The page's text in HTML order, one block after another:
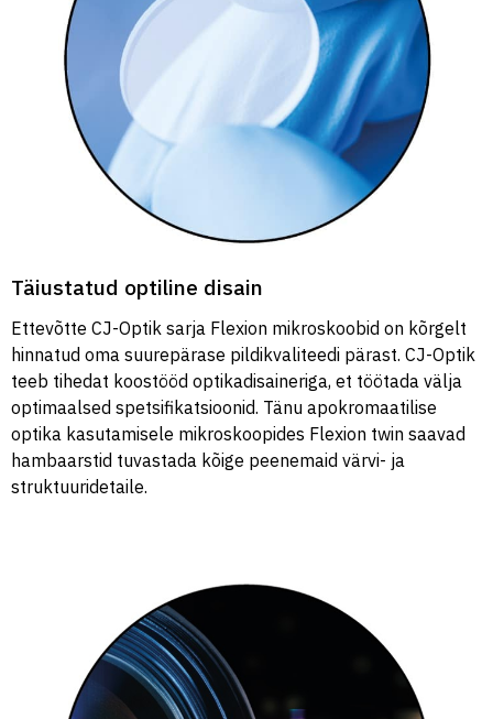
Täiustatud optiline disain
Ettevõtte CJ-Optik sarja Flexion mikroskoobid on kõrgelt
hinnatud oma suurepärase pildikvaliteedi pärast. CJ-Optik
teeb tihedat koostööd optikadisaineriga, et töötada välja
optimaalsed spetsifikatsioonid. Tänu apokromaatilise
optika kasutamisele mikroskoopides Flexion twin saavad
hambaarstid tuvastada kõige peenemaid värvi- ja
struktuuridetaile.